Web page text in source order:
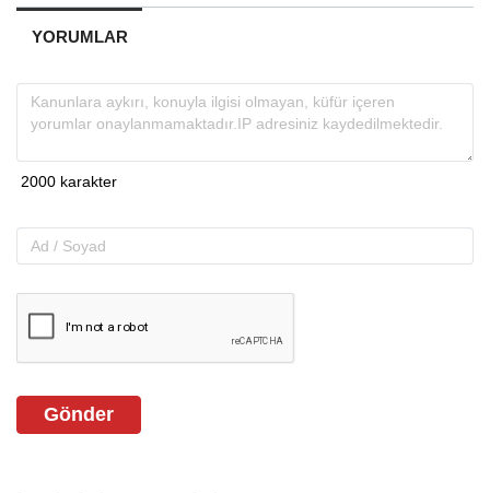
YORUMLAR
Gönder